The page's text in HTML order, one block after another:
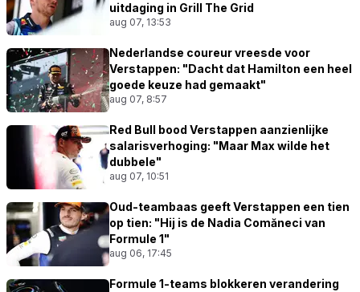
uitdaging in Grill The Grid
aug 07, 13:53
Nederlandse coureur vreesde voor
Verstappen: "Dacht dat Hamilton een heel
goede keuze had gemaakt"
aug 07, 8:57
Red Bull bood Verstappen aanzienlijke
salarisverhoging: "Maar Max wilde het
dubbele"
aug 07, 10:51
Oud-teambaas geeft Verstappen een tien
op tien: "Hij is de Nadia Comăneci van
Formule 1"
aug 06, 17:45
Formule 1-teams blokkeren verandering